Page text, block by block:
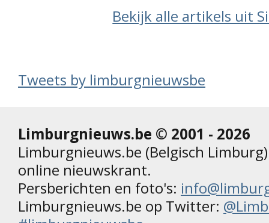
Bekijk alle artikels uit
Tweets by limburgnieuwsbe
Limburgnieuws.be © 2001 - 2026
Limburgnieuws.be (Belgisch
online nieuwskrant.
Persberichten en foto's:
Limburgnieuws.be op Twitter: